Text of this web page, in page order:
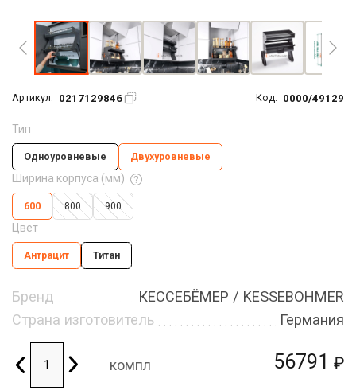
Артикул: 0217129846 Код: 0000/49129
56791 ₽
Тип
Одноуровневые Двухуровневые
Ширина корпуса (мм)
600 800 900
Цвет
Антрацит Титан
Бренд
КЕССЕБЁМЕР / KESSEBOHMER
Страна изготовитель
Германия
компл